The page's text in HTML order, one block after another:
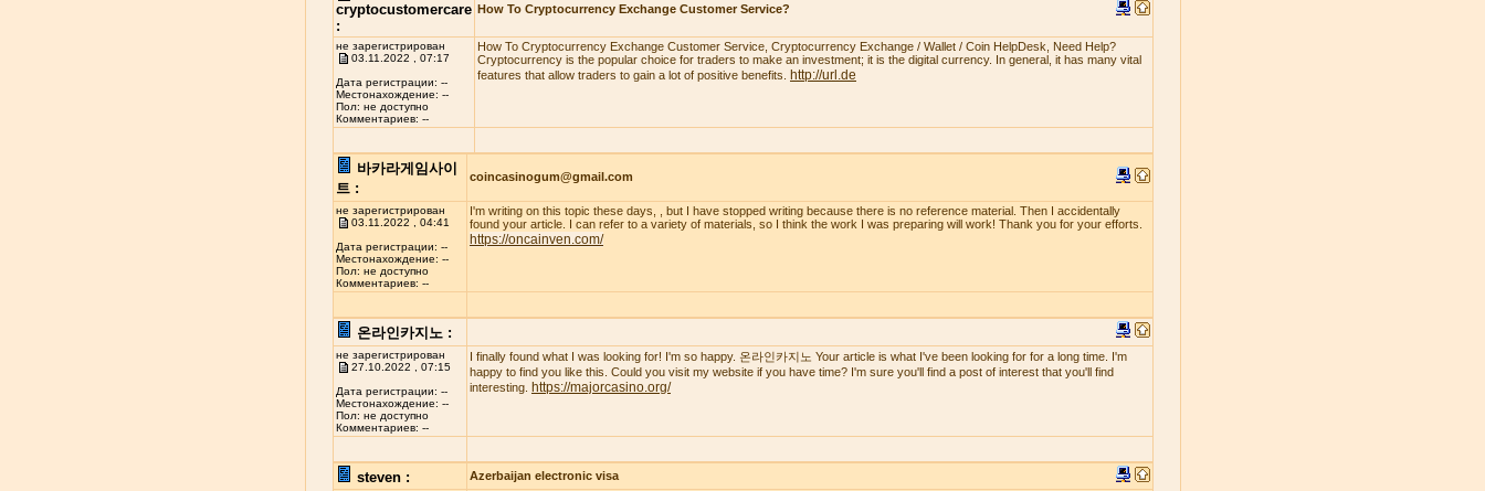
cryptocustomercare
:
How To Cryptocurrency Exchange Customer Service?
не зарегистрирован
03.11.2022 , 07:17
Дата регистрации: --
Местонахождение: --
Пол: не доступно
Комментариев: --
How To Cryptocurrency Exchange Customer Service, Cryptocurrency Exchange / Wallet / Coin HelpDesk, Need Help?
Cryptocurrency is the popular choice for traders to make an investment; it is the digital currency. In general, it has many vital
features that allow traders to gain a lot of positive benefits.
http://url.de
바카라게임사이
트 :
coincasinogum@gmail.com
не зарегистрирован
03.11.2022 , 04:41
Дата регистрации: --
Местонахождение: --
Пол: не доступно
Комментариев: --
I'm writing on this topic these days, , but I have stopped writing because there is no reference material. Then I accidentally
found your article. I can refer to a variety of materials, so I think the work I was preparing will work! Thank you for your efforts.
https://oncainven.com/
온라인카지노 :
не зарегистрирован
27.10.2022 , 07:15
Дата регистрации: --
Местонахождение: --
Пол: не доступно
Комментариев: --
I finally found what I was looking for! I'm so happy. 온라인카지노 Your article is what I've been looking for for a long time. I'm
happy to find you like this. Could you visit my website if you have time? I'm sure you'll find a post of interest that you'll find
interesting.
https://majorcasino.org/
steven : Azerbaijan electronic visa